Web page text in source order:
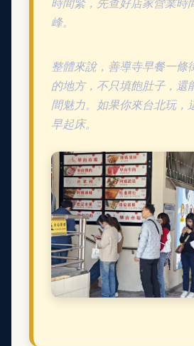
峰。
整體來說，善導寺早餐一條
的地方，不只填飽肚子，還
間魅力。如果你來台北玩，
早起床。